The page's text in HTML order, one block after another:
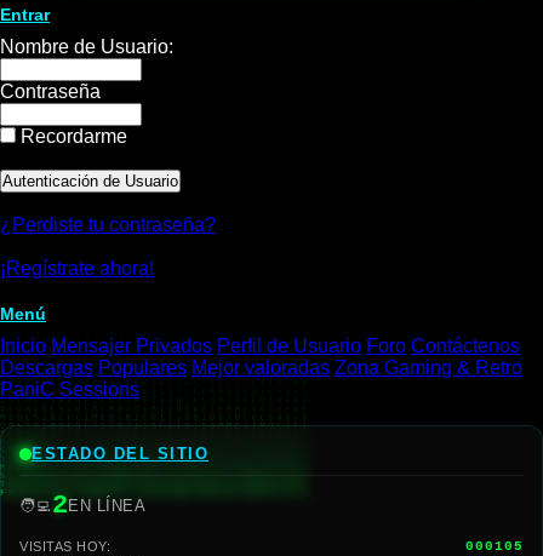
Entrar
Nombre de Usuario:
Contraseña
Recordarme
¿Perdiste tu contraseña?
¡Regístrate ahora!
Menú
Inicio Mensajer Privados Perfil de Usuario Foro Contáctenos
Descargas Populares Mejor valoradas Zona Gaming & Retro
PaniC Sessions
ESTADO DEL SITIO
🧑‍💻2 EN LÍNEA
VISITAS HOY:
000105